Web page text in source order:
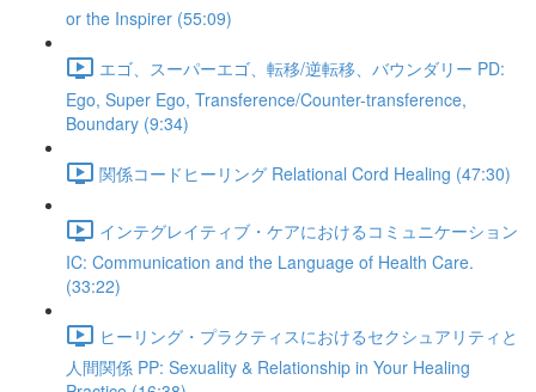
or the Inspirer (55:09)
エゴ、スーパーエゴ、転移/逆転移、バウンダリー PD:
Ego, Super Ego, Transference/Counter-transference,
Boundary (9:34)
関係コードヒーリング Relational Cord Healing (47:30)
インテグレイティブ・ケアにおけるコミュニケーション
IC: Communication and the Language of Health Care.
(33:22)
ヒーリング・プラクティスにおけるセクシュアリティと
人間関係 PP: Sexuality & Relationship in Your Healing